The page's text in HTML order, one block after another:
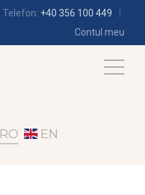
Telefon: +40 356 100 449
Contul meu
RO EN